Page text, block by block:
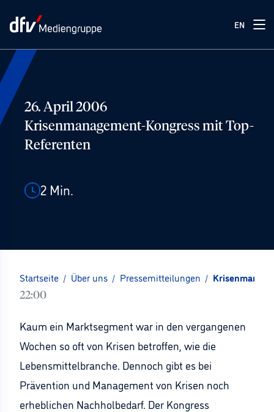
EN
26. April 2006
Krisenmanagement-Kongress mit Top-
Referenten
2 Min.
Startseite / Über uns / Pressemitteilungen /
22:00
Kaum ein Marktsegment war in den vergangenen
Wochen so oft von Krisen betroffen, wie die
Lebensmittelbranche. Dennoch gibt es bei
Prävention und Management von Krisen noch
erheblichen Nachholbedarf. Der Kongress